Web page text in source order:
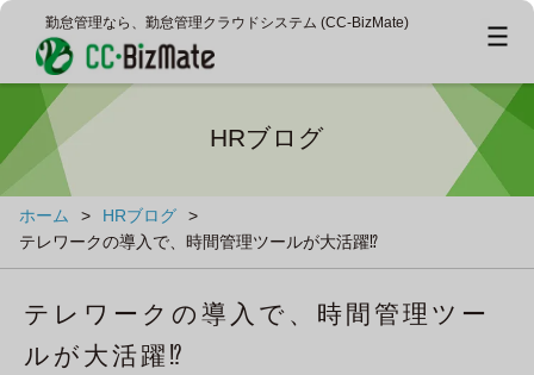
勤怠管理なら、勤怠管理クラウドシステム (CC‐BizMate)
HRブログ
ホーム > HRブログ
>
テレワークの導入で、時間管理ツールが大活躍⁉
テレワークの導入で、時間管理ツー
ルが大活躍⁉